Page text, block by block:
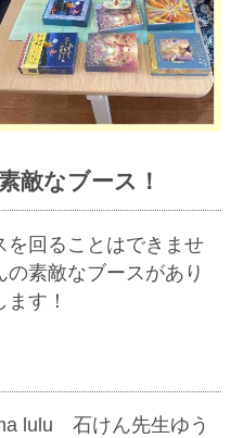
敵なブース！
を回ることはできませ
素敵なブースがあり
す！
lulu 石けん先生ゆう